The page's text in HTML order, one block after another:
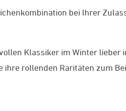
bei Ihrer
Klassiker im Winter lieber
ihre rollenden Raritäten zum